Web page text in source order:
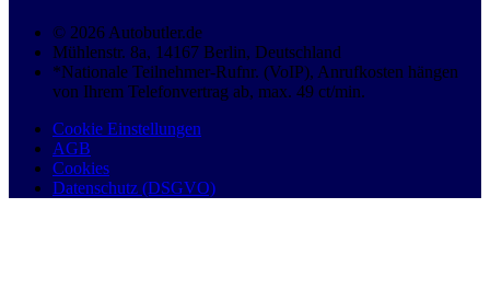
© 2026 Autobutler.de
Mühlenstr. 8a, 14167 Berlin, Deutschland
*Nationale Teilnehmer-Rufnr. (VoIP), Anrufkosten hängen
von Ihrem Telefonvertrag ab, max. 49 ct/min.
Cookie Einstellungen
AGB
Cookies
Datenschutz (DSGVO)